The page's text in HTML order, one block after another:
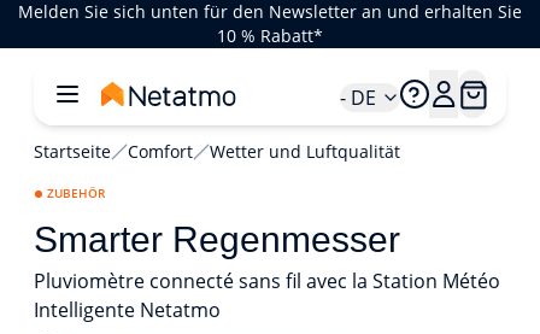
Melden Sie sich unten für den Newsletter an und erhalten Sie
10 % Rabatt*
- DE
Startseite Comfort Wetter und Luftqualität
ZUBEHÖR
Smarter Regenmesser
Pluviomètre connecté sans fil avec la Station Météo
Intelligente Netatmo